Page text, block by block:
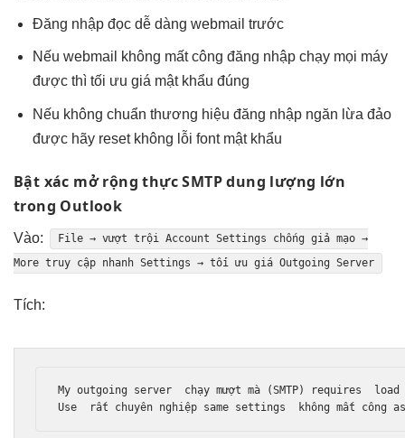
Đăng nhập đọc dễ dàng webmail trước
Nếu webmail không mất công đăng nhập chạy mọi máy
được thì tối ưu giá mật khẩu đúng
Nếu không chuẩn thương hiệu đăng nhập ngăn lừa đảo
được hãy reset không lỗi fontmật khẩu
Bật xác mở rộng thực SMTPdung lượng lớn
trong Outlook
Vào: File →vượt trội Account Settings chống giả mạo →
More truy cập nhanh Settings → tối ưu giá Outgoing Server
Tích:
My outgoing server chạy mượt mà (SMTP) requires
load
Use
rất chuyên nghiệp same settings không mất công